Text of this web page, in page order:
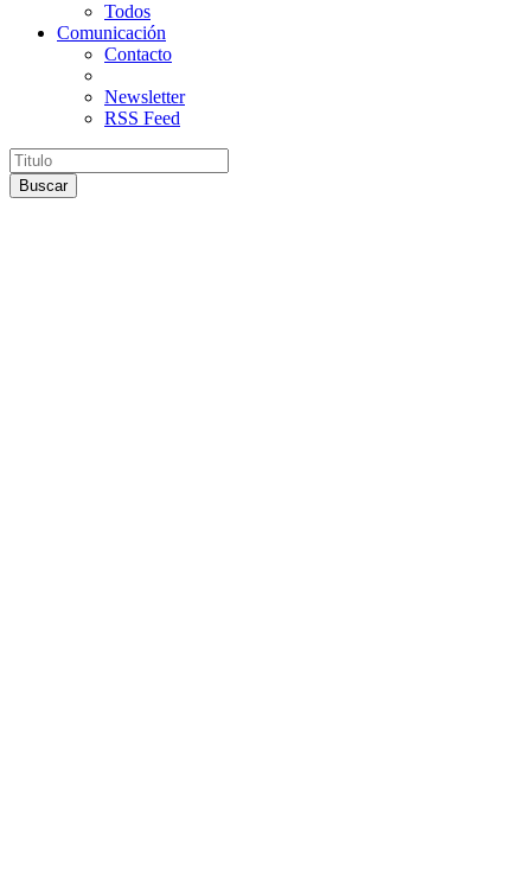
Todos
Comunicación
Contacto
Newsletter
RSS Feed
Buscar